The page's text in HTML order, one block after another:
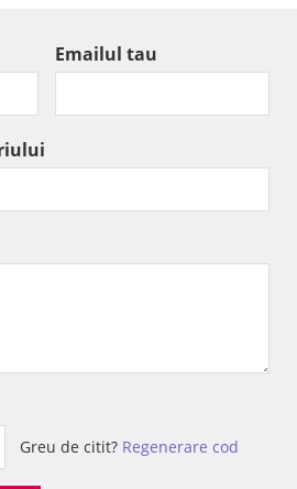
Emailul tau
Greu de citit? Regenerare cod